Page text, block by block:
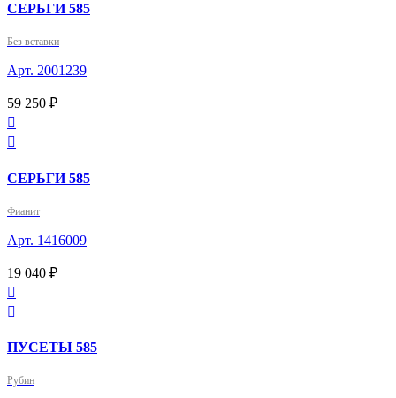
СЕРЬГИ 585
Без вставки
Арт. 2001239
59 250 ₽


СЕРЬГИ 585
Фианит
Арт. 1416009
19 040 ₽


ПУСЕТЫ 585
Рубин